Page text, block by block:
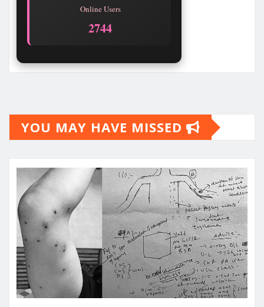
Online Users
2744
YOU MAY HAVE MISSED